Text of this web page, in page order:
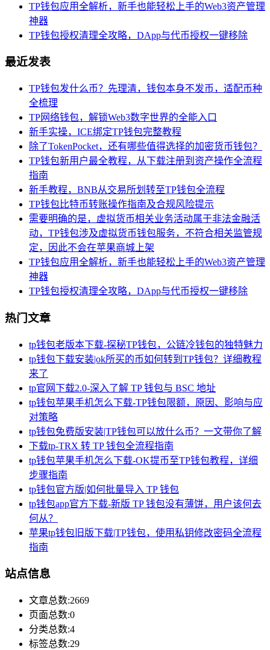
TP钱包应用全解析，新手也能轻松上手的Web3资产管理
神器
TP钱包授权清理全攻略，DApp与代币授权一键移除
最近发表
TP钱包发什么币？先理清，钱包本身不发币，适配币种
全梳理
TP网络钱包，解锁Web3数字世界的全能入口
新手实操，ICE绑定TP钱包完整教程
除了TokenPocket，还有哪些值得选择的加密货币钱包？
TP钱包新用户最全教程，从下载注册到资产操作全流程
指南
新手教程，BNB从交易所划转至TP钱包全流程
TP钱包比特币转账操作指南及合规风险提示
需要明确的是，虚拟货币相关业务活动属于非法金融活
动，TP钱包涉及虚拟货币钱包服务，不符合相关监管规
定，因此不会在苹果商城上架
TP钱包应用全解析，新手也能轻松上手的Web3资产管理
神器
TP钱包授权清理全攻略，DApp与代币授权一键移除
热门文章
tp钱包老版本下载-探秘TP钱包，公链冷钱包的独特魅力
tp钱包下载安装|ok所买的币如何转到TP钱包？详细教程
来了
tp官网下载2.0-深入了解 TP 钱包与 BSC 地址
tp钱包苹果手机怎么下载-TP钱包限额，原因、影响与应
对策略
tp钱包免费版安装|TP钱包可以放什么币？一文带你了解
下载tp-TRX 转 TP 钱包全流程指南
tp钱包苹果手机怎么下载-OK提币至TP钱包教程，详细
步骤指南
tp钱包官方版|如何批量导入 TP 钱包
tp钱包app官方下载-新版 TP 钱包没有薄饼，用户该何去
何从？
苹果tp钱包旧版下载|TP钱包，使用私钥修改密码全流程
指南
站点信息
文章总数:2669
页面总数:0
分类总数:4
标签总数:29